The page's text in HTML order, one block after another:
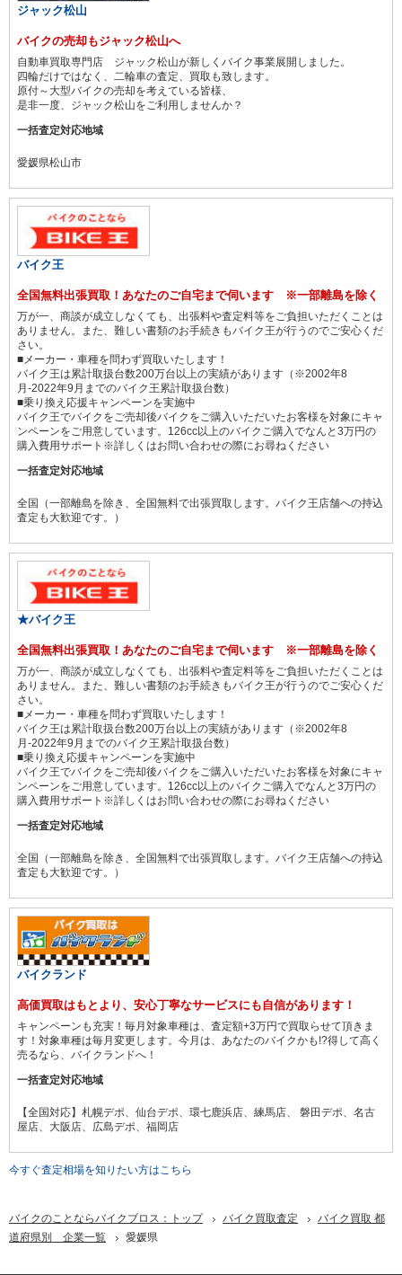
ジャック松山
バイクの売却もジャック松山へ
自動車買取専門店 ジャック松山が新しくバイク事業展開しました。
四輪だけではなく、二輪車の査定、買取も致します。
原付～大型バイクの売却を考えている皆様、
是非一度、ジャック松山をご利用しませんか？
一括査定対応地域
愛媛県松山市
バイク王
全国無料出張買取！あなたのご自宅まで伺います ※一部離島を除く
万が一、商談が成立しなくても、出張料や査定料等をご負担いただくことは
ありません。また、難しい書類のお手続きもバイク王が行うのでご安心くだ
さい。
■メーカー・車種を問わず買取いたします！
バイク王は累計取扱台数200万台以上の実績があります（※2002年8
月-2022年9月までのバイク王累計取扱台数）
■乗り換え応援キャンペーンを実施中
バイク王でバイクをご売却後バイクをご購入いただいたお客様を対象にキャ
ンペーンをご用意しています。126cc以上のバイクご購入でなんと3万円の
購入費用サポート※詳しくはお問い合わせの際にお尋ねください
一括査定対応地域
全国（一部離島を除き、全国無料で出張買取します。バイク王店舗への持込
査定も大歓迎です。）
★バイク王
全国無料出張買取！あなたのご自宅まで伺います ※一部離島を除く
万が一、商談が成立しなくても、出張料や査定料等をご負担いただくことは
ありません。また、難しい書類のお手続きもバイク王が行うのでご安心くだ
さい。
■メーカー・車種を問わず買取いたします！
バイク王は累計取扱台数200万台以上の実績があります（※2002年8
月-2022年9月までのバイク王累計取扱台数）
■乗り換え応援キャンペーンを実施中
バイク王でバイクをご売却後バイクをご購入いただいたお客様を対象にキャ
ンペーンをご用意しています。126cc以上のバイクご購入でなんと3万円の
購入費用サポート※詳しくはお問い合わせの際にお尋ねください
一括査定対応地域
全国（一部離島を除き、全国無料で出張買取します。バイク王店舗への持込
査定も大歓迎です。）
バイクランド
高価買取はもとより、安心丁寧なサービスにも自信があります！
キャンペーンも充実！毎月対象車種は、査定額+3万円で買取らせて頂きま
す！対象車種は毎月変更します。今月は、あなたのバイクかも!?得して高く
売るなら、バイクランドへ！
一括査定対応地域
【全国対応】札幌デポ、仙台デポ、環七鹿浜店、練馬店、 磐田デポ、名古
屋店、大阪店、広島デポ、福岡店
今すぐ査定相場を知りたい方はこちら
バイクのことならバイクブロス：トップ バイク買取査定
バイク買取 都
道府県別 企業一覧
愛媛県